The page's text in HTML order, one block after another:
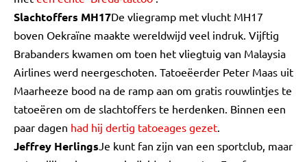
Slachtoffers MH17De vliegramp met vlucht MH17
boven Oekraïne maakte wereldwijd veel indruk. Vijftig
Brabanders kwamen om toen het vliegtuig van Malaysia
Airlines werd neergeschoten. Tatoeëerder Peter Maas uit
Maarheeze bood na de ramp aan om gratis rouwlintjes te
tatoeëren om de slachtoffers te herdenken. Binnen een
paar dagen had hij dertig tatoeages gezet.
Jeffrey HerlingsJe kunt fan zijn van een sportclub, maar